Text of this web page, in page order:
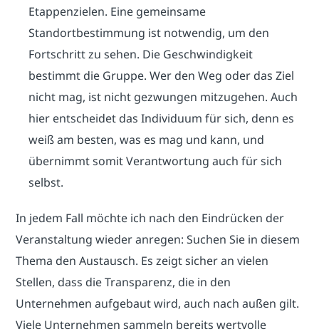
Etappenzielen. Eine gemeinsame
Standortbestimmung ist notwendig, um den
Fortschritt zu sehen. Die Geschwindigkeit
bestimmt die Gruppe. Wer den Weg oder das Ziel
nicht mag, ist nicht gezwungen mitzugehen. Auch
hier entscheidet das Individuum für sich, denn es
weiß am besten, was es mag und kann, und
übernimmt somit Verantwortung auch für sich
selbst.
In jedem Fall möchte ich nach den Eindrücken der
Veranstaltung wieder anregen: Suchen Sie in diesem
Thema den Austausch. Es zeigt sicher an vielen
Stellen, dass die Transparenz, die in den
Unternehmen aufgebaut wird, auch nach außen gilt.
Viele Unternehmen sammeln bereits wertvolle